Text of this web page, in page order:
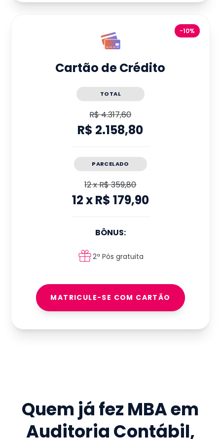
-10%
Cartão de Crédito
TOTAL
R$ 4.317,60
R$ 2.158,80
PARCELADO
12xR$ 359,80
12xR$ 179,90
BÔNUS:
2ª Pós gratuita
MATRICULE-SE COM CARTÃO
Quem já fez MBA em
Auditoria Contábil,